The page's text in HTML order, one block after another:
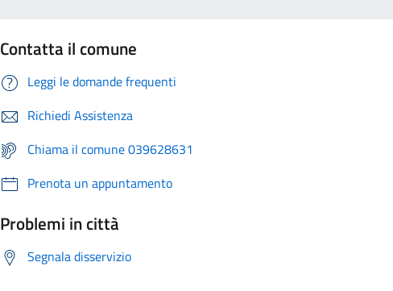
Contatta il comune
Leggi le domande frequenti
Richiedi Assistenza
Chiama il comune 039628631
Prenota un appuntamento
Problemi in città
Segnala disservizio